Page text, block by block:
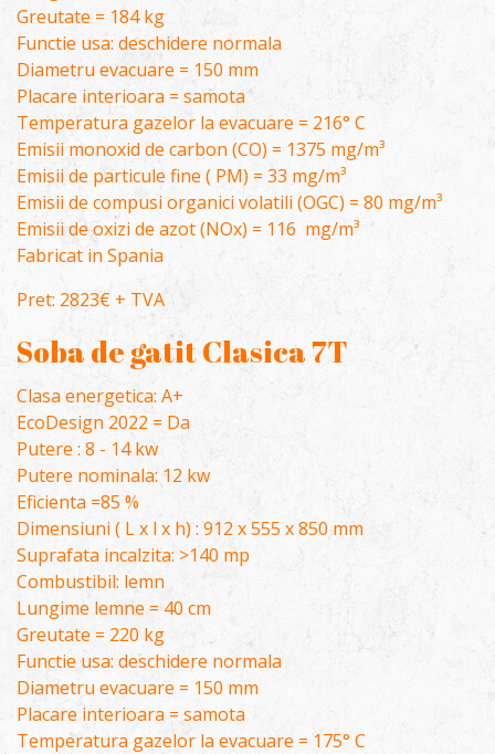
Greutate = 184 kg
Functie usa: deschidere normala
Diametru evacuare = 150 mm
Placare interioara = samota
Temperatura gazelor la evacuare = 216° C
Emisii monoxid de carbon (CO) = 1375 mg/m³
Emisii de particule fine ( PM) = 33 mg/m³
Emisii de compusi organici volatili (OGC) = 80 mg/m³
Emisii de oxizi de azot (NOx) = 116 mg/m³
Fabricat in Spania
Pret: 2823€ + TVA
Soba de gatit Clasica 7T
Clasa energetica: A+
EcoDesign 2022 = Da
Putere : 8 - 14 kw
Putere nominala: 12 kw
Eficienta =85 %
Dimensiuni ( L x l x h) : 912 x 555 x 850 mm
Suprafata incalzita: >140 mp
Combustibil: lemn
Lungime lemne = 40 cm
Greutate = 220 kg
Functie usa: deschidere normala
Diametru evacuare = 150 mm
Placare interioara = samota
Temperatura gazelor la evacuare = 175° C